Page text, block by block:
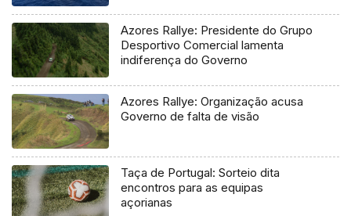
Azores Rallye: Presidente do Grupo
Desportivo Comercial lamenta
indiferença do Governo
Azores Rallye: Organização acusa
Governo de falta de visão
Taça de Portugal: Sorteio dita
encontros para as equipas
açorianas